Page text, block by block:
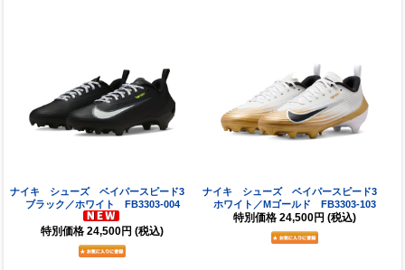
ナイキ シューズ ベイパースピード3
ブラック／ホワイト FB3303-004
特別価格 24,500円 (税込)
ナイキ シューズ ベイパースピード3
ホワイト／Mゴールド FB3303-103
特別価格 24,500円 (税込)